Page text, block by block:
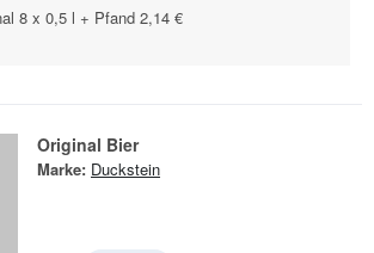
8 x 0,5 l + Pfand 2,14 €
Original Bier
Marke: Duckstein